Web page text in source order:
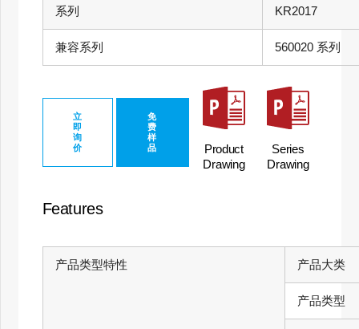
系列 KR2017
兼容系列 560020 系列
立
即
询
价
免
费
样
品
Product
Drawing
Series
Drawing
Features
产品类型特性 产品大类
产品类型